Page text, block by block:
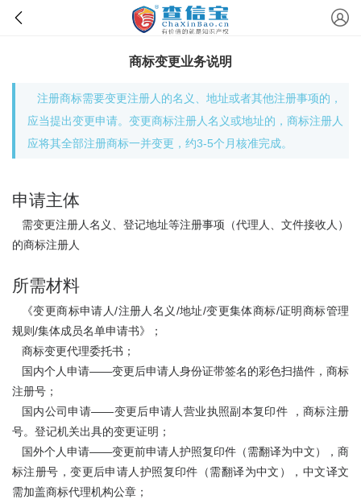
商标变更业务说明
注册商标需要变更注册人的名义、地址或者其他注册事项的，
应当提出变更申请。变更商标注册人名义或地址的，商标注册人
应将其全部注册商标一并变更，约3-5个月核准完成。
申请主体
需变更注册人名义、登记地址等注册事项（代理人、文件接收人）
的商标注册人
所需材料
《变更商标申请人/注册人名义/地址/变更集体商标/证明商标管理
规则/集体成员名单申请书》；
商标变更代理委托书；
国内个人申请——变更后申请人身份证带签名的彩色扫描件，商标
注册号；
国内公司申请——变更后申请人营业执照副本复印件 ，商标注册
号。登记机关出具的变更证明；
国外个人申请——变更前申请人护照复印件（需翻译为中文），商
标注册号，变更后申请人护照复印件（需翻译为中文），中文译文
需加盖商标代理机构公章；